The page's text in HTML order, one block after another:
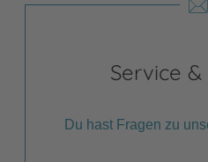
Service
Du hast Fragen zu